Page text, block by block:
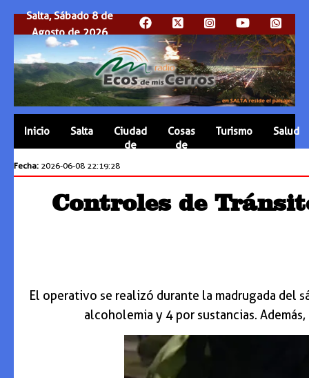
Salta, Sábado 8 de
Agosto de 2026
Inicio Salta
Ciudad
de
Cosas
de
Turismo Salud
Fecha: 2026-06-08 22:19:28
Controles de
El operativo se realizó durante la madrugada del
alcoholemia y 4 por sustancias.